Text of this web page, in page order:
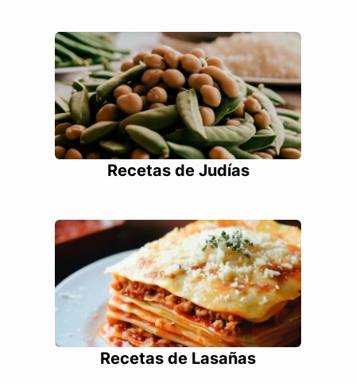
Recetas de Judías
Recetas de Lasañas